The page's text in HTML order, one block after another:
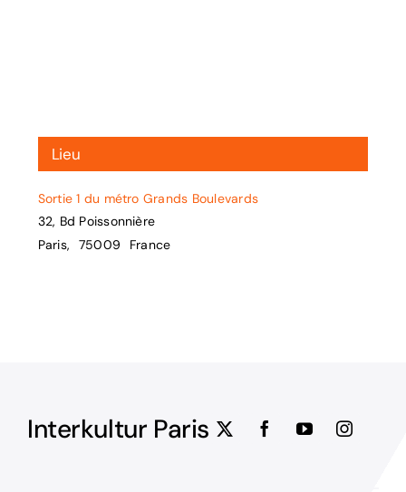
Lieu
Sortie 1 du métro Grands Boulevards
32, Bd Poissonnière
Paris, 75009 France
Interkultur Paris